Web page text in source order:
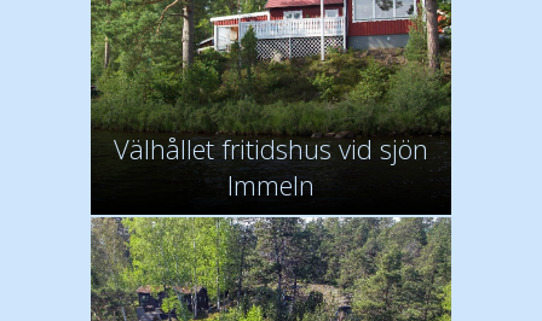
Välhållet fritidshus vid sjön
Immeln